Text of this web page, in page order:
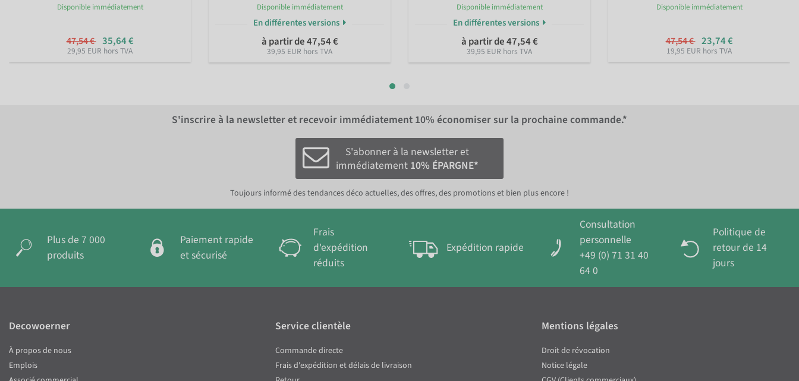
Disponible immédiatement
47,54 € 35,64 €
29,95 EUR hors TVA
Disponible immédiatement
En différentes versions
à partir de 47,54 €
39,95 EUR hors TVA
Disponible immédiatement
En différentes versions
à partir de 47,54 €
39,95 EUR hors TVA
Disponible immédiatement
47,54 € 23,74 €
19,95 EUR hors TVA
S'inscrire à la newsletter et recevoir immédiatement 10% économiser sur la prochaine commande.*
S'abonner à la newsletter et
immédiatement 10% ÉPARGNE*
Toujours informé des tendances déco actuelles, des offres, des promotions et bien plus encore !
Plus de 7 000
produits
Paiement rapide
et sécurisé
Frais
d'expédition
réduits
Expédition rapide
Consultation
personnelle
+49 (0) 71 31 40
64 0
Politique de
retour de 14
jours
Decowoerner
À propos de nous
Emplois
Service clientèle
Commande directe
Frais d'expédition et délais de livraison
Mentions légales
Droit de révocation
Notice légale